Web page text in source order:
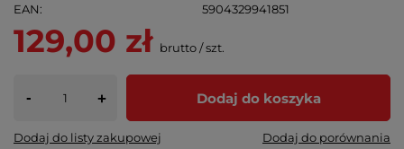
EAN
5904329941851
129,00 zł brutto/szt.
- + Dodaj do koszyka
Dodaj do listy zakupowej Dodaj do porównania